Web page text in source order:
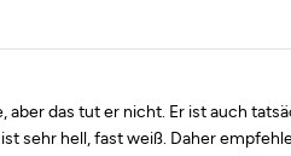
das tut er nicht. Er ist auch
sehr hell, fast weiß. Daher